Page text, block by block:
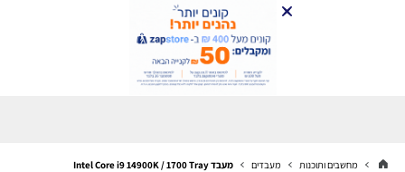
מחשבים ותוכנות מעבדים מעבד Intel Core i9 14900K / 1700 Tray